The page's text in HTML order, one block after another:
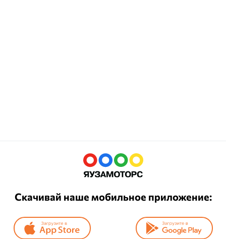
Скачивай наше мобильное приложение: